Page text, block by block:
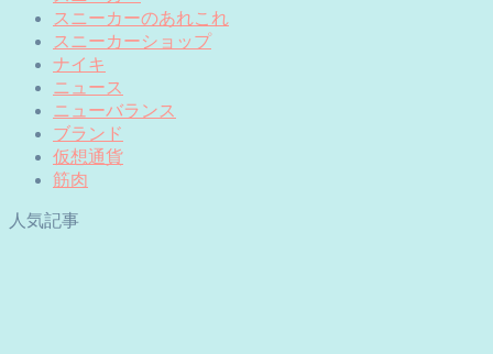
スニーカーのあれこれ
スニーカーショップ
ナイキ
ニュース
ニューバランス
ブランド
仮想通貨
筋肉
人気記事